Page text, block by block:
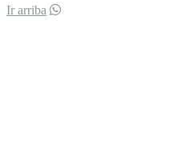
Ir arriba